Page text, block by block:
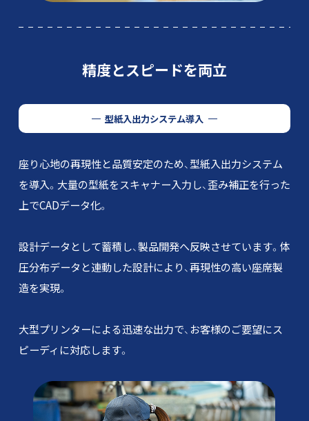
精度とスピードを両立
型紙入出力システム導入
座り心地の再現性と品質安定のため、型紙入出力システム
を導入。 大量の型紙をスキャナー入力し、歪み補正を行った
上でCADデータ化。
設計データとして蓄積し、製品開発へ反映させています。 体
圧分布データと連動した設計により、再現性の高い座席製
造を実現。
大型プリンターによる迅速な出力で、お客様のご要望にス
ピーディに対応します。